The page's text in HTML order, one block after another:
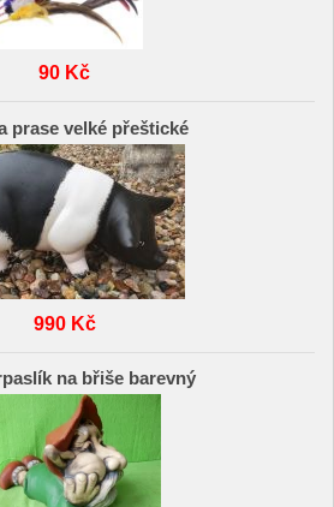
90 Kč
prase velké přeštické
990 Kč
na břiše barevný